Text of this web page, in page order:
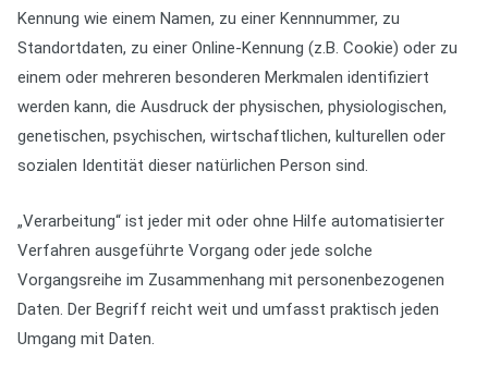
Kennung wie einem Namen, zu einer Kennnummer, zu
Standortdaten, zu einer Online-Kennung (z.B. Cookie) oder zu
einem oder mehreren besonderen Merkmalen identifiziert
werden kann, die Ausdruck der physischen, physiologischen,
genetischen, psychischen, wirtschaftlichen, kulturellen oder
sozialen Identität dieser natürlichen Person sind.
„Verarbeitung“ ist jeder mit oder ohne Hilfe automatisierter
Verfahren ausgeführte Vorgang oder jede solche
Vorgangsreihe im Zusammenhang mit personenbezogenen
Daten. Der Begriff reicht weit und umfasst praktisch jeden
Umgang mit Daten.